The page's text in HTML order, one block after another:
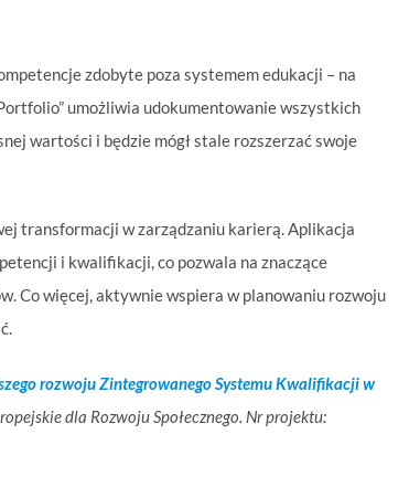
zdobyte poza systemem edukacji – na
umożliwia udokumentowanie wszystkich
wartości i będzie mógł stale rozszerzać swoje
transformacji w zarządzaniu karierą. Aplikacja
i kwalifikacji, co pozwala na znaczące
Co więcej, aktywnie wspiera w planowaniu rozwoju
rozwoju Zintegrowanego Systemu Kwalifikacji w
dla Rozwoju Społecznego. Nr projektu: